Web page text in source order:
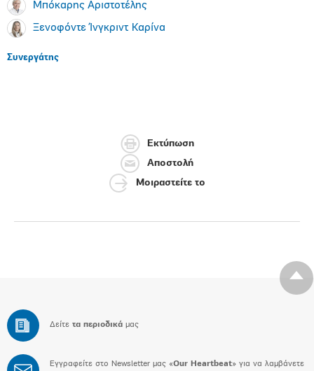
Μπόκαρης Αριστοτέλης
Ξενοφόντε Ίνγκριντ Καρίνα
Συνεργάτης
Εκτύπωση
Αποστολή
Μοιραστείτε το
Δείτε τα περιοδικά μας
Εγγραφείτε στο Newsletter μας «Our Heartbeat» για να λαμβάνετε